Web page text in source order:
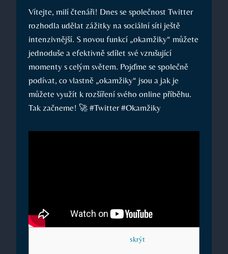
Vítejte, milí čtenáři! Dnes se společnost Twitter
rozhodla udělat zážitky na sociální síti ještě
intenzivnější. S novou funkcí „okamžiky“ můžete
jednoduše a efektivně sdílet své vzrušující
momenty s celým světem. Pojďme se společně
podívat, co vlastně „okamžiky“ jsou a jak je
můžete využít k rozšíření svého online příběhu.
Tak začneme! 🚀 #Twitter #Okamžiky
skrýt]